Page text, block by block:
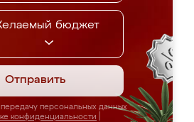
бюджет
Отправить
персональных данных
конфиденциальности